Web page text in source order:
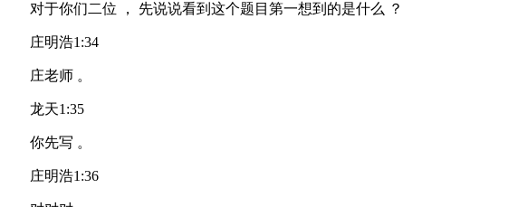
对于你们二位 ， 先说说看到这个题目第一想到的是什么 ？
庄明浩1:34
庄老师 。
龙天1:35
你先写 。
庄明浩1:36